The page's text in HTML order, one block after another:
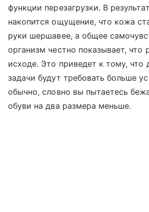
функции перезагрузки. В
накопится ощущение, что кожа
руки шершавее, а общее
организм честно показывает, что
исходе. Это приведет к тому, что
задачи будут требовать больше
обычно, словно вы пытаетесь
обуви на два размера меньше.